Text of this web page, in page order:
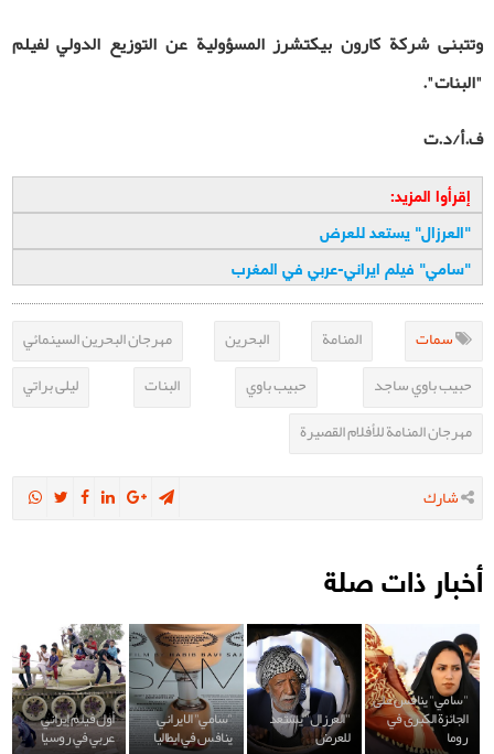
وتتبنى شركة كارون بيكتشرز المسؤولية عن التوزيع الدولي لفيلم
"البنات".
ف.أ/د.ت
إقرأوا المزيد:
"العرزال" يستعد للعرض
"سامي" فيلم ايراني-عربي في المغرب
سمات المنامة البحرين
مهرجان البحرين السينمائي
حبيب باوي ساجد
حبيب باوي البنات
ليلى براتي
مهرجان المنامة للأفلام القصيرة
شارك
أخبار ذات صلة
"سامي" ينافس على
الجائزة الكبرى في
روما
"العرزال" يستعد
للعرض
"سامي" الايراني
ينافس في ايطاليا
أول فيلم إيراني
عربي في روسيا